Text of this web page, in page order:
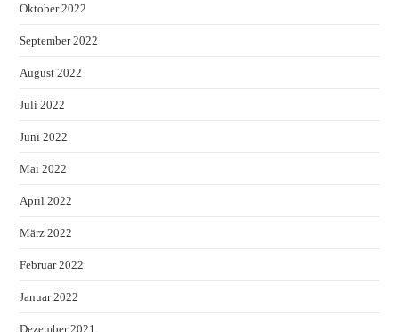
Oktober 2022
September 2022
August 2022
Juli 2022
Juni 2022
Mai 2022
April 2022
März 2022
Februar 2022
Januar 2022
Dezember 2021